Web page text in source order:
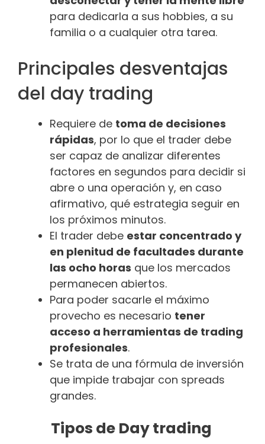
para dedicarla a sus hobbies, a su
familia o a cualquier otra tarea.
Principales desventajas
del day trading
Requiere de toma de decisiones
rápidas, por lo que el trader debe
ser capaz de analizar diferentes
factores en segundos para decidir si
abre o una operación y, en caso
afirmativo, qué estrategia seguir en
los próximos minutos.
El trader debe estar concentrado y
en plenitud de facultades durante
las ocho horas que los mercados
permanecen abiertos.
Para poder sacarle el máximo
provecho es necesario tener
acceso a herramientas de trading
profesionales.
Se trata de una fórmula de inversión
que impide trabajar con spreads
grandes.
Tipos de Day trading